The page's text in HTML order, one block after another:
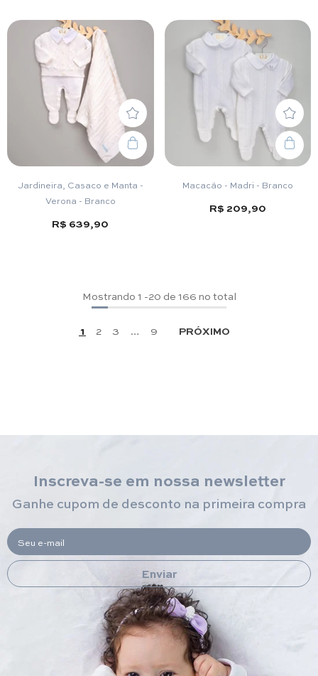
Jardineira, Casaco e Manta -
Verona - Branco
R$ 639,90
Macacão - Madri - Branco
R$ 209,90
Mostrando 1 -20 de 166 no total
1 2 3 … 9 PRÓXIMO
Inscreva-se em nossa newsletter
Ganhe cupom de desconto na primeira compra
Seu e-mail
Enviar